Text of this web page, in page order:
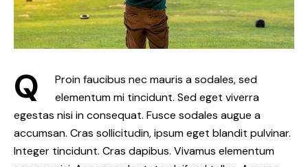
Q
Proin faucibus nec mauris a sodales, sed
elementum mi tincidunt. Sed eget viverra
egestas nisi in consequat. Fusce sodales augue a
accumsan. Cras sollicitudin, ipsum eget blandit pulvinar.
Integer tincidunt. Cras dapibus. Vivamus elementum